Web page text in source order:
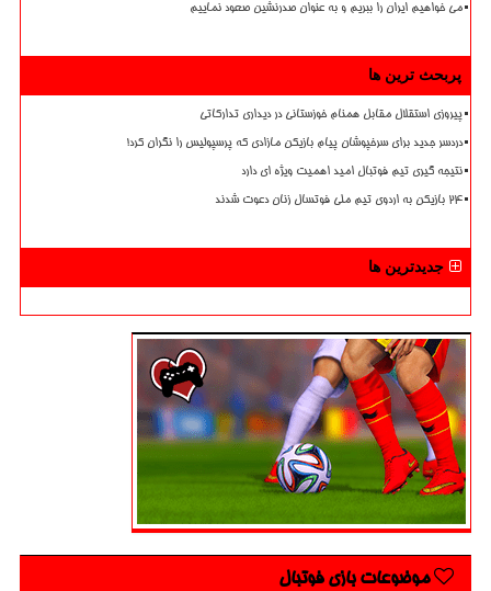
می خواهیم ایران را ببریم و به عنوان صدرنشین صعود نماییم
پربحث ترین ها
پیروزی استقلال مقابل همنام خوزستانی در دیداری تدارکاتی
دردسر جدید برای سرخپوشان پیام بازیکن مازادی که پرسپولیس را نگران کرد!
نتیجه گیری تیم فوتبال امید اهمیت ویژه ای دارد
۲۴ بازیکن به اردوی تیم ملی فوتسال زنان دعوت شدند
جدیدترین ها
موضوعات بازی فوتبال